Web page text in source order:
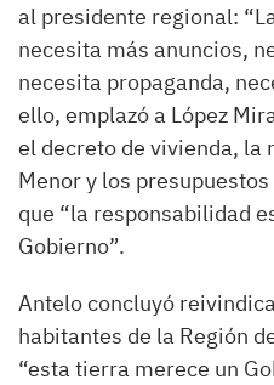
al presidente regional:
necesita más anuncios,
necesita propaganda,
ello, emplazó a López
el decreto de vivienda, la
Menor y los
que “la responsabilidad
Gobierno”.
Antelo concluyó
habitantes de la Región
“esta tierra merece un